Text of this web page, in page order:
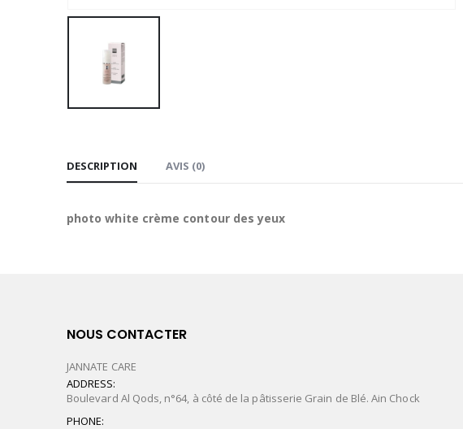
DESCRIPTION AVIS (0)
photo white crème contour des yeux
NOUS CONTACTER
JANNATE CARE
ADDRESS:
Boulevard Al Qods, n°64, à côté de la pâtisserie Grain de Blé. Ain Chock
PHONE: